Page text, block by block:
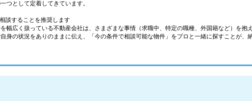
つとして定着してきています。
談することを推奨します
を幅広く扱っている不動産会社は、さまざまな事情（求職中、特定の職種、外国籍など）を抱
身の状況をありのままに伝え、「今の条件で相談可能な物件」をプロと一緒に探すことが、